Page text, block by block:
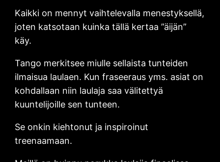
Kaikki on mennyt vaihtelevalla menestyksellä,
joten katsotaan kuinka tällä kertaa ”äijän”
käy.
Tango merkitsee miulle sellaista tunteiden
ilmaisua laulaen. Kun fraseeraus yms. asiat on
kohdallaan niin laulaja saa välitettyä
kuuntelijoille sen tunteen.
Se onkin kiehtonut ja inspiroinut
treenaamaan.